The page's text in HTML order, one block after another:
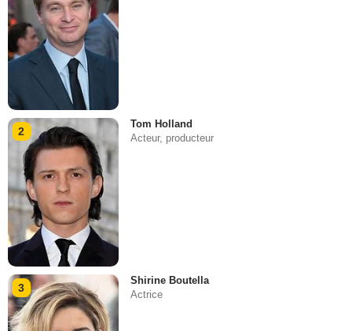
2
Tom Holland
Acteur, producteur
3
Shirine Boutella
Actrice